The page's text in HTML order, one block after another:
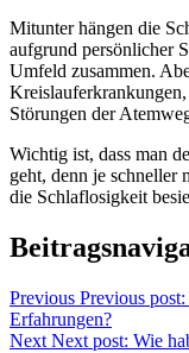
Mitunter hängen die
aufgrund persönlicher
Umfeld zusammen.
Störungen der
Wichtig ist, dass man
geht, denn je schneller
die Schlaflosigkeit
Previous Previous post:
Erfahrungen?
Next Next post: Wie